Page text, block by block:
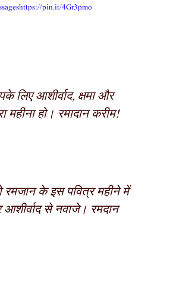
https://pin.it/4Gr3pmo
लिए आशीर्वाद, क्षमा और
महीना हो। रमादान करीम!
के इस पवित्र महीने में
से नवाजे। रमदान